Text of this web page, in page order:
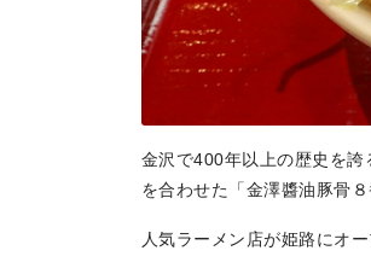
金沢で400年以上の歴史を
を合わせた「金澤醬油豚骨
人気ラーメン店が姫路にオ